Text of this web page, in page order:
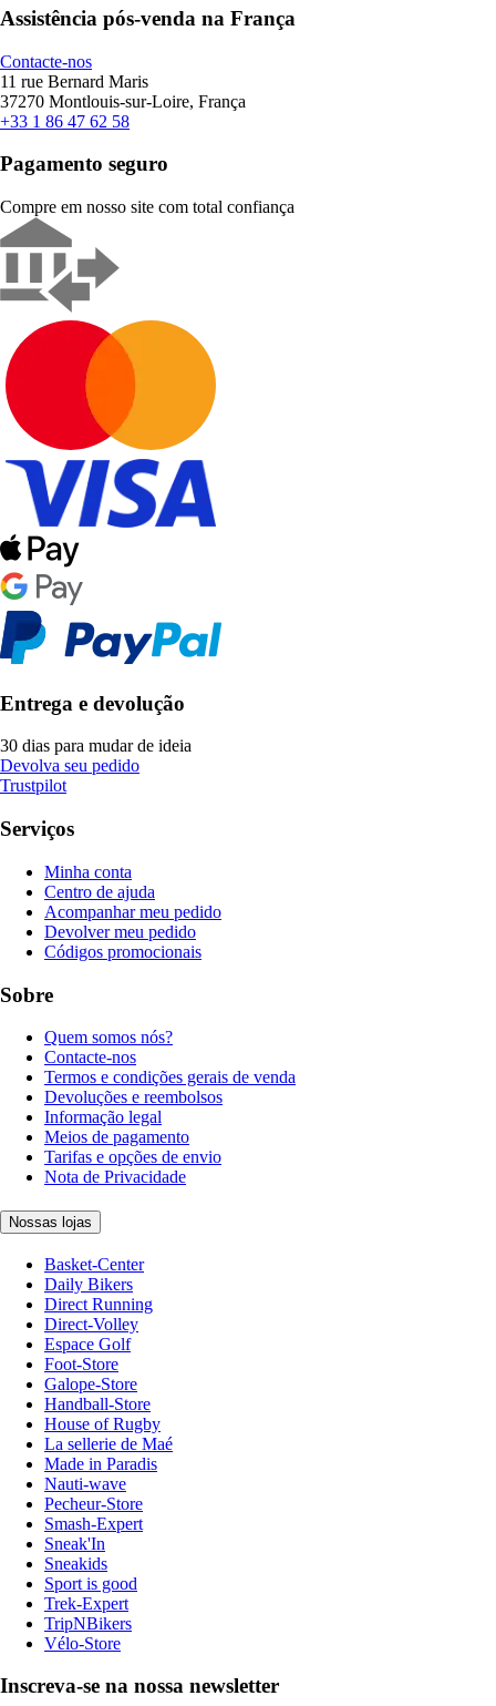
Assistência pós-venda na França
Contacte-nos
11 rue Bernard Maris
37270 Montlouis-sur-Loire, França
+33 1 86 47 62 58
Pagamento seguro
Compre em nosso site com total confiança
Entrega e devolução
30 dias para mudar de ideia
Devolva seu pedido
Trustpilot
Serviços
Minha conta
Centro de ajuda
Acompanhar meu pedido
Devolver meu pedido
Códigos promocionais
Sobre
Quem somos nós?
Contacte-nos
Termos e condições gerais de venda
Devoluções e reembolsos
Informação legal
Meios de pagamento
Tarifas e opções de envio
Nota de Privacidade
Nossas lojas
Basket-Center
Daily Bikers
Direct Running
Direct-Volley
Espace Golf
Foot-Store
Galope-Store
Handball-Store
House of Rugby
La sellerie de Maé
Made in Paradis
Nauti-wave
Pecheur-Store
Smash-Expert
Sneak'In
Sneakids
Sport is good
Trek-Expert
TripNBikers
Vélo-Store
Inscreva-se na nossa newsletter